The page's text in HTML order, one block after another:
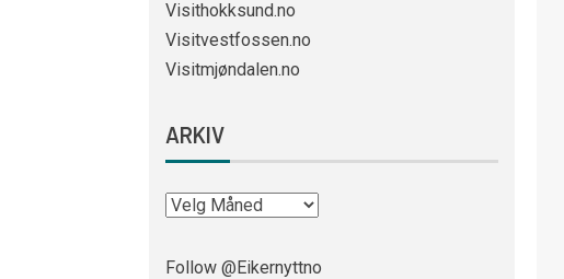
Visithokksund.no
Visitvestfossen.no
Visitmjøndalen.no
ARKIV
Follow @Eikernyttno